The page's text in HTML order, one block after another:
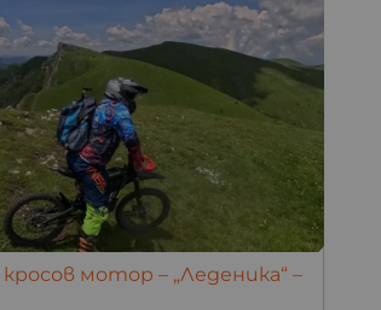
мотор – „Леденика“ –